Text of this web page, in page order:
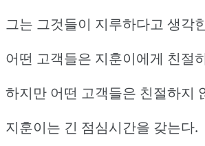
그는 그것들이 지루하다고 생각
어떤 고객들은 지훈이에게 친절
하지만 어떤 고객들은 친절하지
지훈이는 긴 점심시간을 갖는다.